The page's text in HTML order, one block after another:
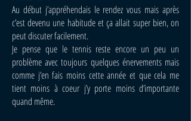
Au début j’appréhendais le rendez vous mais après
c’est devenu une habitude et ça allait super bien, on
peut discuter facilement.
Je pense que le tennis reste encore un peu un
problème avec toujours quelques énervements mais
comme j’en fais moins cette année et que cela me
tient moins à coeur j’y porte moins d’importante
quand même.